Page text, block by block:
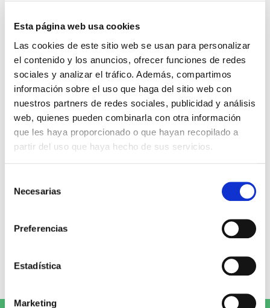
Esta página web usa cookies
Las cookies de este sitio web se usan para personalizar
el contenido y los anuncios, ofrecer funciones de redes
sociales y analizar el tráfico. Además, compartimos
información sobre el uso que haga del sitio web con
nuestros partners de redes sociales, publicidad y análisis
web, quienes pueden combinarla con otra información
que les haya proporcionado o que hayan recopilado a
partir del uso que haya hecho de sus servicios.
Necesarias
Preferencias
Estadística
Marketing
Miguel Ángel Gómez & Pedro
Garrido
9,99€ 0,50€ (5%)
9,49€
Stock:-
Comprar
Max Lucado
15,20€
Comprar
Escribe tu opinión